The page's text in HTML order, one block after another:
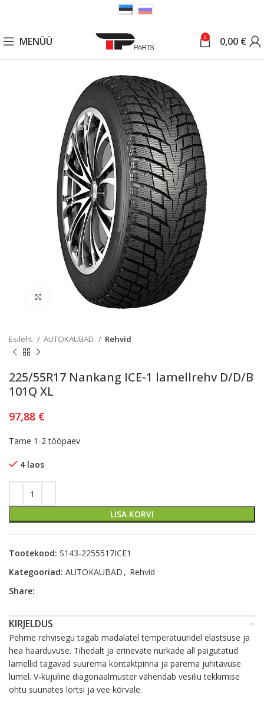
MENÜÜ 0 0,00 €
Kliki lülitamiseks
Esileht AUTOKAUBAD Rehvid
225/55R17 Nankang ICE-1 lamellrehv D/D/B
101Q XL
97,88 €
Tarne 1-2 tööpaev
4 laos
LISA KORVI
Tootekood: S143-2255517ICE1
Kategooriad: AUTOKAUBAD , Rehvid
Share:
KIRJELDUS
Pehme rehvisegu tagab madalatel temperatuuridel elastsuse ja
hea haarduvuse. Tihedalt ja erinevate nurkade all paigutatud
lamellid tagavad suurema kontaktpinna ja parema juhitavuse
lumel. V-kujuline diagonaalmuster vähendab vesiliu tekkimise
ohtu suunates lörtsi ja vee kõrvale.